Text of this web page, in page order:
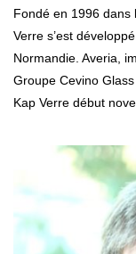
Fondé en 1996 dans
Verre s’est
Normandie. Averia,
Groupe Cevino
Kap Verre début